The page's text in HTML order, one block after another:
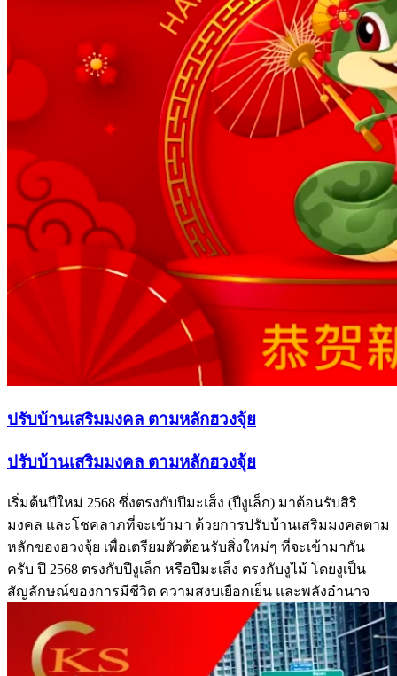
ปรับบ้านเสริมมงคล ตามหลักฮวงจุ้ย
ปรับบ้านเสริมมงคล ตามหลักฮวงจุ้ย
เริ่มต้นปีใหม่ 2568 ซึ่งตรงกับปีมะเส็ง (ปีงูเล็ก) มาต้อนรับสิริ
มงคล และโชคลาภที่จะเข้ามา ด้วยการปรับบ้านเสริมมงคลตาม
หลักของฮวงจุ้ย เพื่อเตรียมตัวต้อนรับสิ่งใหม่ๆ ที่จะเข้ามากัน
ครับ ปี 2568 ตรงกับปีงูเล็ก หรือปีมะเส็ง ตรงกับงูไม้ โดยงูเป็น
สัญลักษณ์ของการมีชีวิต ความสงบเยือกเย็น และพลังอำนาจ